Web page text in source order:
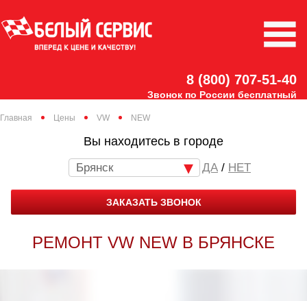
8 (800) 707-51-40
Звонок по России бесплатный
Главная Цены VW NEW
Вы находитесь в городе
Брянск / НЕТ
ЗАКАЗАТЬ ЗВОНОК
РЕМОНТ VW NEW В БРЯНСКЕ